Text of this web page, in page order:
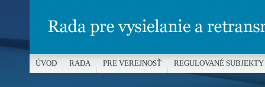
ÚVOD RADA PRE VEREJNOSŤ REGULOVANÉ SUBJEKTY